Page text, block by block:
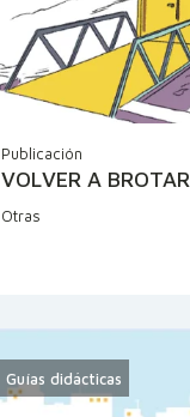
Publicación
VOLVER A BROTAR
Otras
Guías didácticas